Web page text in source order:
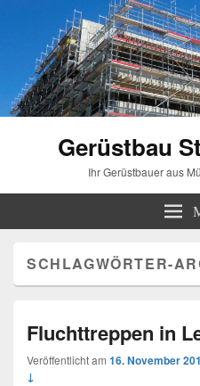
Gerüstbau
Ihr Gerüstbauer aus
SCHLAGWÖRTER-
Fluchttreppen in
Veröffentlicht am 16. November
↓